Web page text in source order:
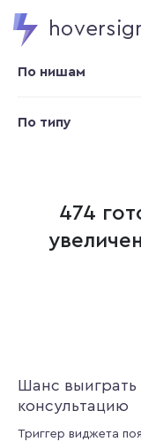
474
По нишам
По типу
Шанс
консультацию
Триггер виджета